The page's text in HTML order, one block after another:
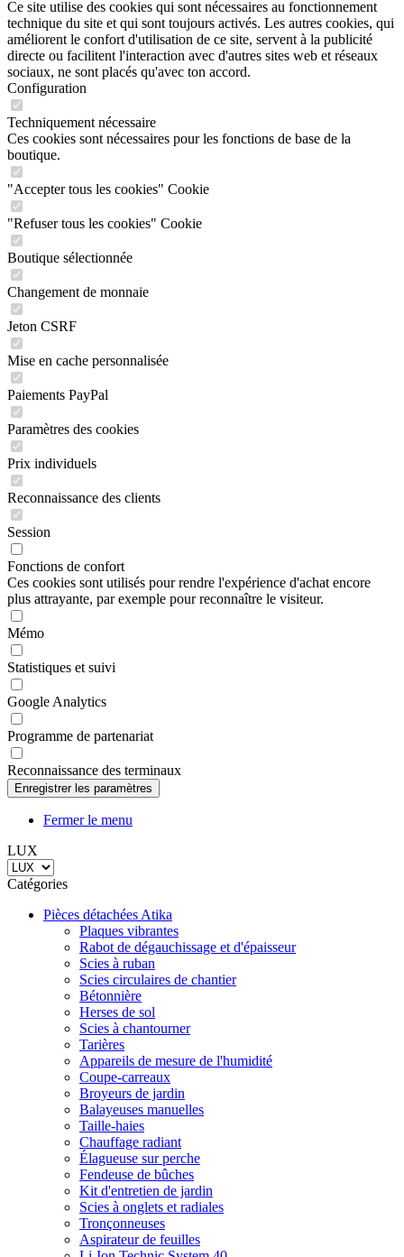
améliorent le confort d'utilisation de ce site, servent à la publicité
directe ou facilitent l'interaction avec d'autres sites web et réseaux
sociaux, ne sont placés qu'avec ton accord.
Configuration
Techniquement nécessaire
Ces cookies sont nécessaires pour les fonctions de base de la
boutique.
"Accepter tous les cookies" Cookie
"Refuser tous les cookies" Cookie
Boutique sélectionnée
Changement de monnaie
Jeton CSRF
Mise en cache personnalisée
Paiements PayPal
Paramètres des cookies
Prix individuels
Reconnaissance des clients
Session
Fonctions de confort
Ces cookies sont utilisés pour rendre l'expérience d'achat encore
plus attrayante, par exemple pour reconnaître le visiteur.
Mémo
Statistiques et suivi
Google Analytics
Programme de partenariat
Reconnaissance des terminaux
Fermer le menu
LUX
Catégories
Pièces détachées Atika
Plaques vibrantes
Rabot de dégauchissage et d'épaisseur
Scies à ruban
Scies circulaires de chantier
Bétonnière
Herses de sol
Scies à chantourner
Tarières
Appareils de mesure de l'humidité
Coupe-carreaux
Broyeurs de jardin
Balayeuses manuelles
Taille-haies
Chauffage radiant
Élagueuse sur perche
Fendeuse de bûches
Kit d'entretien de jardin
Scies à onglets et radiales
Tronçonneuses
Aspirateur de feuilles
Li-Ion Technic System 40
Déshumidificateur d'air